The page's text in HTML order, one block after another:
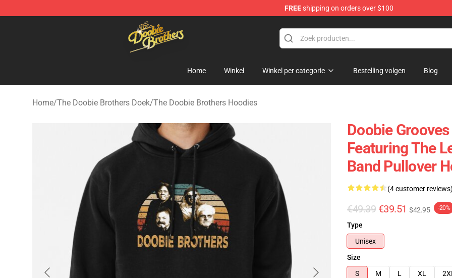
FREEshipping on orders over $100
The Doobie Brothers Store - Official The Doobie Brothers Merchandise Shop
Home Winkel Winkel per categorie Bestelling volgen Blog
Home/The Doobie Brothers Doek/The Doobie Brothers Hoodies
Doobie
Featuring The
Band Pullover
(4 customer
€49.39 €39.51 $42.95 -20%
Type
Unisex
Size
S
M L XL